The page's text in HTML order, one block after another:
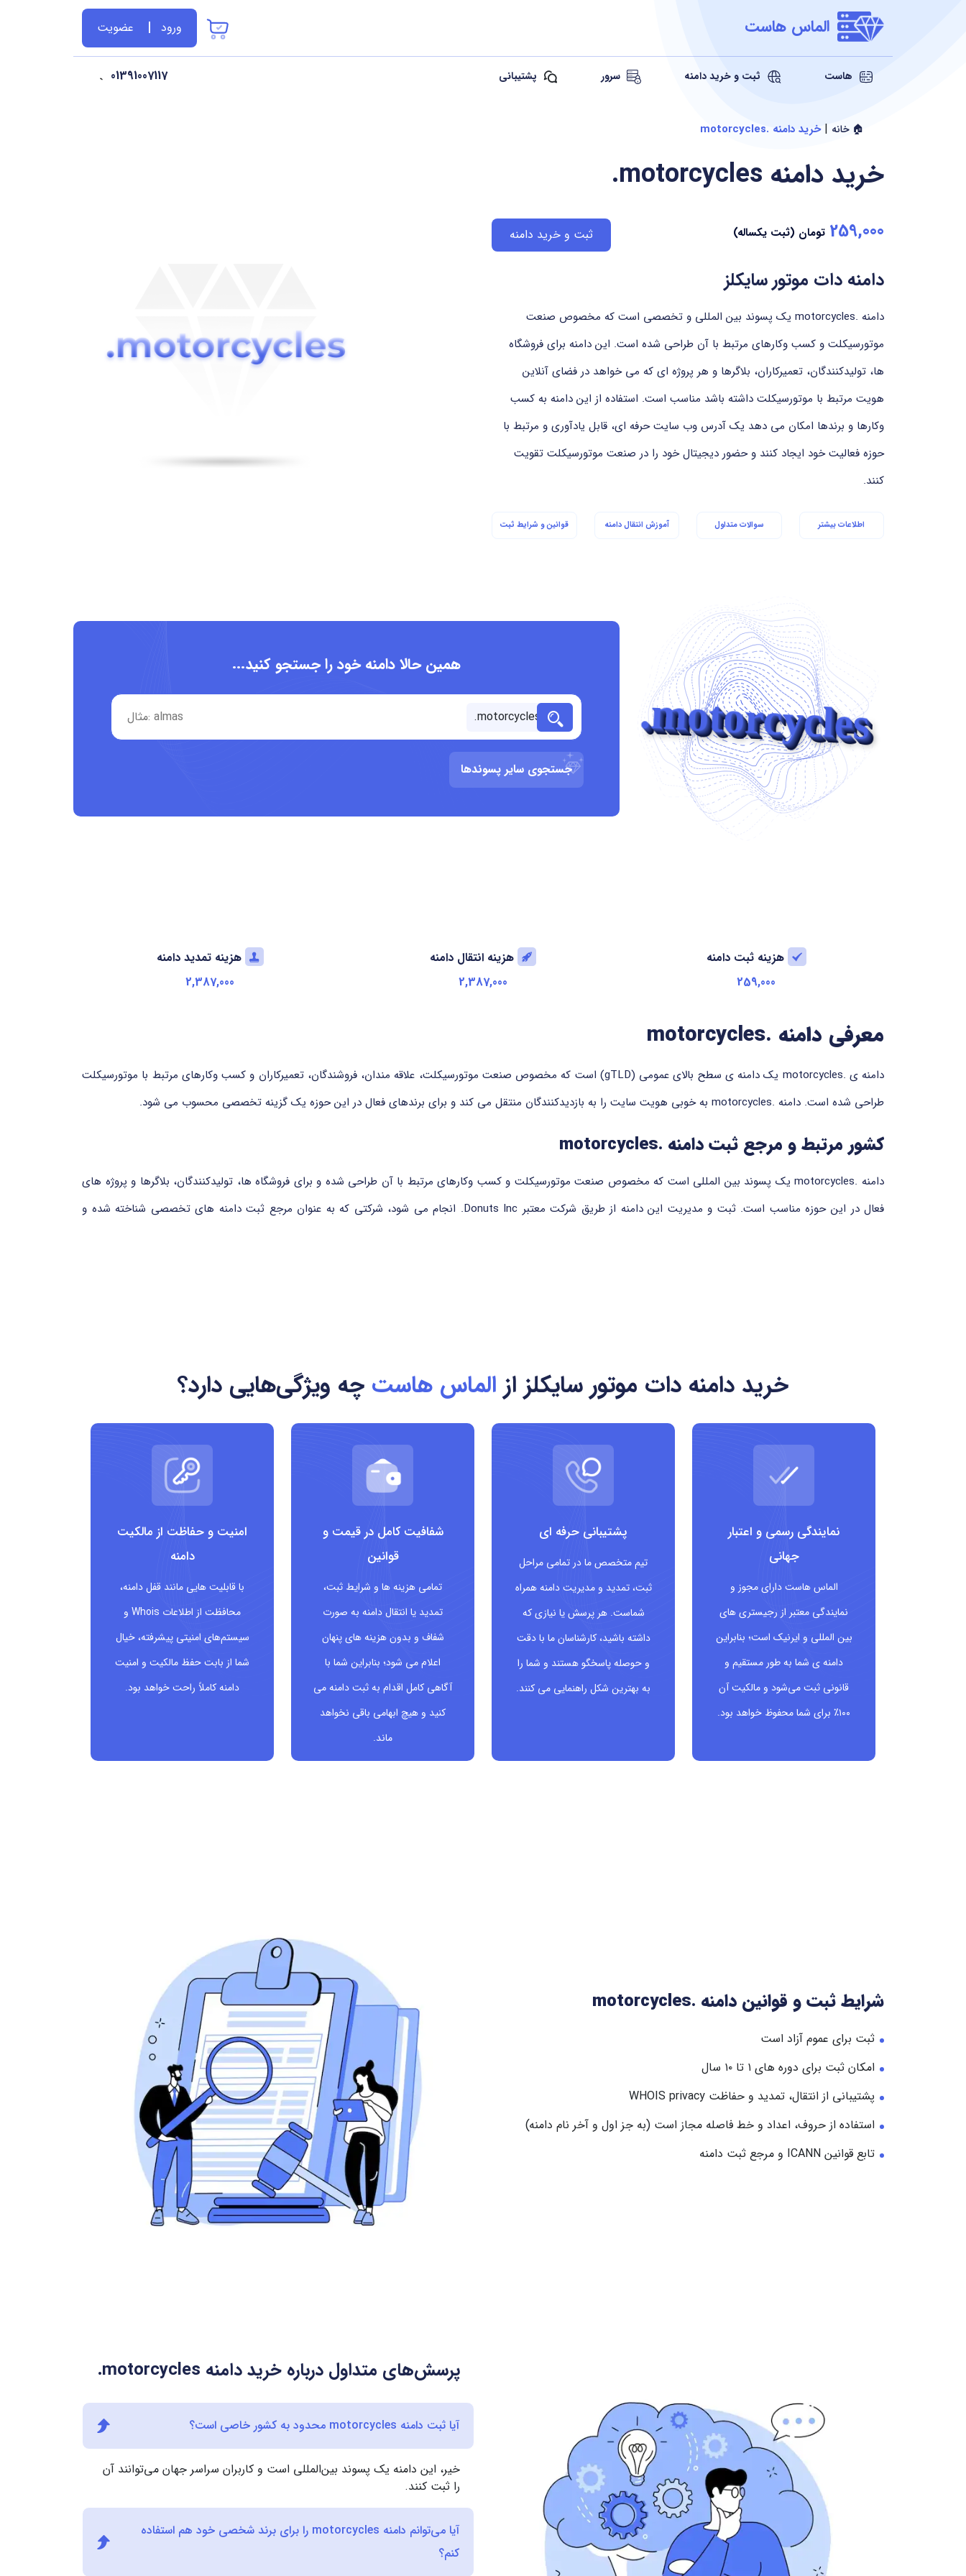
الماس هاست ورود عضویت
هاست ثبت و خرید دامنه سرور پشتیبانی 01391007117
🏠 خانه |خرید دامنه .motorcycles
.motorcycles خرید دامنه
259,000 تومان (ثبت یکساله) ثبت و خرید دامنه
دامنه دات موتور سایکلز
دامنه .motorcycles یک پسوند بین المللی و تخصصی است که مخصوص صنعت
موتورسیکلت و کسب وکارهای مرتبط با آن طراحی شده است. این دامنه برای فروشگاه
ها، تولیدکنندگان، تعمیرکاران، بلاگرها و هر پروژه ای که می خواهد در فضای آنلاین
هویت مرتبط با موتورسیکلت داشته باشد مناسب است. استفاده از این دامنه به کسب
وکارها و برندها امکان می دهد یک آدرس وب سایت حرفه ای، قابل یادآوری و مرتبط با
حوزه فعالیت خود ایجاد کنند و حضور دیجیتال خود را در صنعت موتورسیکلت تقویت
کنند.
اطلاعات بیشتر سوالات متداول آموزش انتقال دامنه قوانین و شرایط ثبت
.motorcycles
همین حالا دامنه خود را جستجو کنید...
جستجوی سایر پسوندها
هزینه ثبت دامنه
259,000
هزینه انتقال دامنه
2,387,000
هزینه تمدید دامنه
2,387,000
معرفی دامنه .motorcycles
دامنه ی .motorcycles یک دامنه ی سطح بالای عمومی (gTLD) است که مخصوص صنعت موتورسیکلت، علاقه مندان، فروشندگان، تعمیرکاران و کسب وکارهای مرتبط با موتورسیکلت
طراحی شده است. دامنه .motorcycles به خوبی هویت سایت را به بازدیدکنندگان منتقل می کند و برای برندهای فعال در این حوزه یک گزینه تخصصی محسوب می شود.
کشور مرتبط و مرجع ثبت دامنه .motorcycles
دامنه .motorcycles یک پسوند بین المللی است که مخصوص صنعت موتورسیکلت و کسب وکارهای مرتبط با آن طراحی شده و برای فروشگاه ها، تولیدکنندگان، بلاگرها و پروژه های
فعال در این حوزه مناسب است. ثبت و مدیریت این دامنه از طریق شرکت معتبر Donuts Inc. انجام می شود، شرکتی که به عنوان مرجع ثبت دامنه های تخصصی شناخته شده و
قابلیت برندینگ قوی و افزایش اعتماد مخاطبان
فرصت های نام گذاری مرتبط و آسان به یادسپردنی
مناسب چه کسانی است؟
فروشندگان موتورسیکلت و لوازم جانبی
تعمیرکاران و خدمات مرتبط
کلوب ها و انجمن های موتورسیکلت
وب سایت های خبری و سرگرمی مرتبط با موتورسیکلت
تولیدکنندگان و واردکنندگان این صنعت
خرید دامنه دات موتور سایکلز از الماس هاست چه ویژگی‌هایی دارد؟
نمایندگی رسمی و اعتبار
جهانی
الماس هاست دارای مجوز و
نمایندگی معتبر از رجیستری های
بین المللی و ایرنیک است؛ بنابراین
دامنه ی شما به طور مستقیم و
قانونی ثبت می‌شود و مالکیت آن
۱۰۰٪ برای شما محفوظ خواهد بود.
پشتیبانی حرفه ای
تیم متخصص ما در تمامی مراحل
ثبت، تمدید و مدیریت دامنه همراه
شماست. هر پرسش یا نیازی که
داشته باشید، کارشناسان ما با دقت
و حوصله پاسخگو هستند و شما را
به بهترین شکل راهنمایی می کنند.
شفافیت کامل در قیمت و
قوانین
تمامی هزینه ها و شرایط ثبت،
تمدید یا انتقال دامنه به صورت
شفاف و بدون هزینه های پنهان
اعلام می شود؛ بنابراین شما با
آگاهی کامل اقدام به ثبت دامنه می
کنید و هیچ ابهامی باقی نخواهد
ماند.
امنیت و حفاظت از مالکیت
دامنه
با قابلیت هایی مانند قفل دامنه،
محافظت از اطلاعات Whois و
سیستم‌های امنیتی پیشرفته، خیال
شما از بابت حفظ مالکیت و امنیت
دامنه کاملاً راحت خواهد بود.
شرایط ثبت و قوانین دامنه .motorcycles
ثبت برای عموم آزاد است
امکان ثبت برای دوره های ۱ تا ۱۰ سال
پشتیبانی از انتقال، تمدید و حفاظت WHOIS privacy
استفاده از حروف، اعداد و خط فاصله مجاز است (به جز اول و آخر نام دامنه)
تابع قوانین ICANN و مرجع ثبت دامنه
.motorcycles پرسش‌های متداول درباره خرید دامنه
آیا ثبت دامنه motorcycles محدود به کشور خاصی است؟
خیر، این دامنه یک پسوند بین‌المللی است و کاربران سراسر جهان می‌توانند آن
را ثبت کنند.
آیا می‌توانم دامنه motorcycles را برای برند شخصی خود هم استفاده
کنم؟